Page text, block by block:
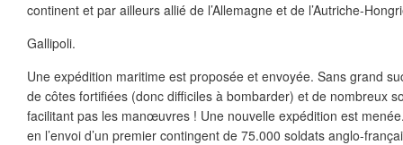
continent et par ailleurs allié de l’Allemagne et de l’Autriche-
Gallipoli.
Une expédition maritime est proposée et envoyée. Sans grand
de côtes fortifiées (donc difficiles à bombarder) et de nombreux
facilitant pas les manœuvres ! Une nouvelle expédition est
en l’envoi d’un premier contingent de 75.000 soldats anglo-